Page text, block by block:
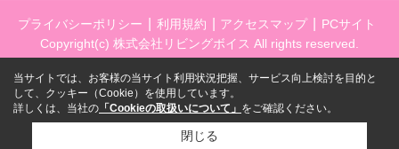
プライバシーポリシー 利用規約 アクセスマップ
PCサイト
Copyright(c) 株式会社リビングボイス All rights reserved.
当サイトでは、お客様の当サイト利用状況把握、サービス向上検討を目的と
して、クッキー（Cookie）を使用しています。
詳しくは、当社の 「Cookieの取扱いについて」 をご確認ください。
閉じる